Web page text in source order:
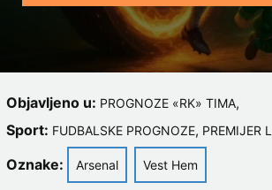
Objavljeno u: PROGNOZE «RK» TIMA,
Sport: FUDBALSKE PROGNOZE, PREMIJER
Oznake: Arsenal Vest Hem